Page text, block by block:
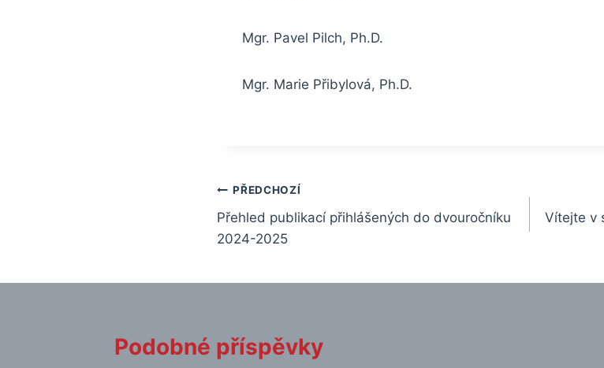
Mgr. Pavel Pilch, Ph.D.
Mgr. Marie Přibylová, Ph.D.
Navigace
pro
PŘEDCHOZÍ
Přehled publikací přihlášených do dvouročníku
2024-2025
Vítejte v
Podobné příspěvky